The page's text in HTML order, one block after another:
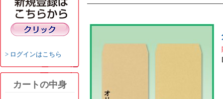
ログインはこちら
カートの中身